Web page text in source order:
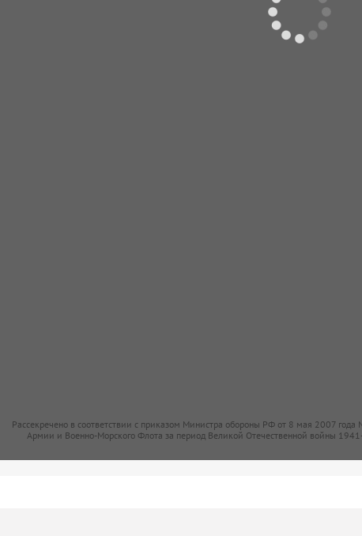
Рассекречено в соответствии с приказом Министра обороны РФ от 8 мая 2007
Армии и Военно-Морского Флота за период Великой Отечественной войны